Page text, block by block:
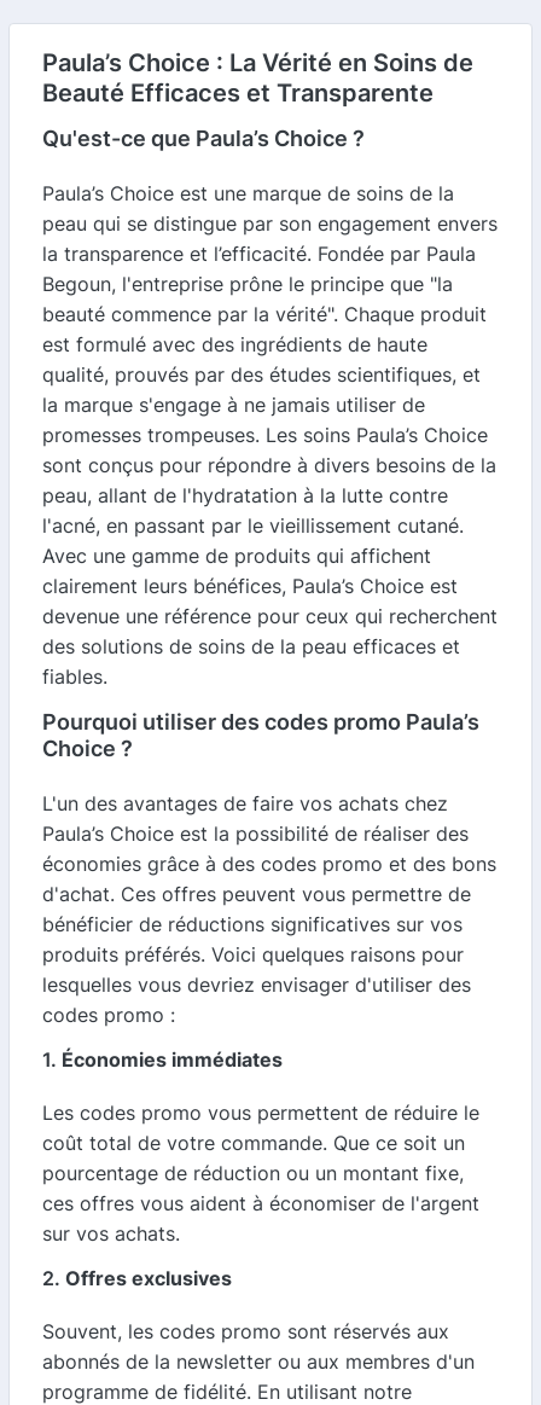
Paula’s Choice : La Vérité en Soins de
Beauté Efficaces et Transparente
Qu'est-ce que Paula’s Choice ?
Paula’s Choice est une marque de soins de la
peau qui se distingue par son engagement envers
la transparence et l’efficacité. Fondée par Paula
Begoun, l'entreprise prône le principe que "la
beauté commence par la vérité". Chaque produit
est formulé avec des ingrédients de haute
qualité, prouvés par des études scientifiques, et
la marque s'engage à ne jamais utiliser de
promesses trompeuses. Les soins Paula’s Choice
sont conçus pour répondre à divers besoins de la
peau, allant de l'hydratation à la lutte contre
l'acné, en passant par le vieillissement cutané.
Avec une gamme de produits qui affichent
clairement leurs bénéfices, Paula’s Choice est
devenue une référence pour ceux qui recherchent
des solutions de soins de la peau efficaces et
fiables.
Pourquoi utiliser des codes promo Paula’s
Choice ?
L'un des avantages de faire vos achats chez
Paula’s Choice est la possibilité de réaliser des
économies grâce à des codes promo et des bons
d'achat. Ces offres peuvent vous permettre de
bénéficier de réductions significatives sur vos
produits préférés. Voici quelques raisons pour
lesquelles vous devriez envisager d'utiliser des
codes promo :
1. Économies immédiates
Les codes promo vous permettent de réduire le
coût total de votre commande. Que ce soit un
pourcentage de réduction ou un montant fixe,
ces offres vous aident à économiser de l'argent
sur vos achats.
2. Offres exclusives
Souvent, les codes promo sont réservés aux
abonnés de la newsletter ou aux membres d'un
programme de fidélité. En utilisant notre